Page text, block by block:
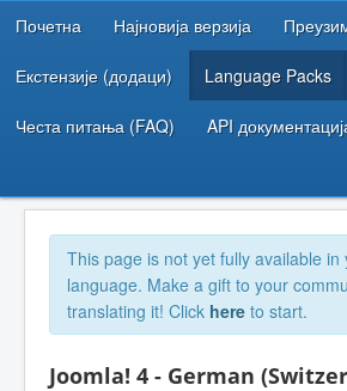
РЕСУРСИ ЗА РАЗВОЈ
Почетна Најновија верзија
Екстензије (додаци) Language Packs
Честа питања (FAQ) API
This page is not yet fully available in
language. Make a gift to your
translating it! Click here to start.
Joomla! 4 - German